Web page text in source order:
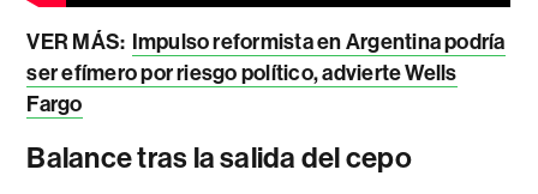
VER MÁS: Impulso reformista en Argentina podría
ser efímero por riesgo político, advierte Wells
Fargo
Balance tras la salida del cepo